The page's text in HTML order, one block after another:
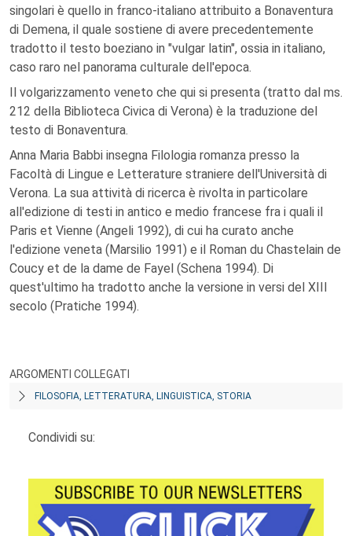
singolari è quello in franco-italiano attribuito a Bonaventura
di Demena, il quale sostiene di avere precedentemente
tradotto il testo boeziano in "vulgar latin", ossia in italiano,
caso raro nel panorama culturale dell'epoca.
Il volgarizzamento veneto che qui si presenta (tratto dal ms.
212 della Biblioteca Civica di Verona) è la traduzione del
testo di Bonaventura.
Anna Maria Babbi insegna Filologia romanza presso la
Facoltà di Lingue e Letterature straniere dell'Università di
Verona. La sua attività di ricerca è rivolta in particolare
all'edizione di testi in antico e medio francese fra i quali il
Paris et Vienne (Angeli 1992), di cui ha curato anche
l'edizione veneta (Marsilio 1991) e il Roman du Chastelain de
Coucy et de la dame de Fayel (Schena 1994). Di
quest'ultimo ha tradotto anche la versione in versi del XIII
secolo (Pratiche 1994).
ARGOMENTI COLLEGATI
FILOSOFIA, LETTERATURA, LINGUISTICA, STORIA
Condividi su: